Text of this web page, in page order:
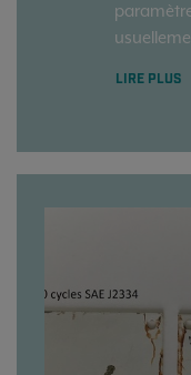
LIRE PLUS